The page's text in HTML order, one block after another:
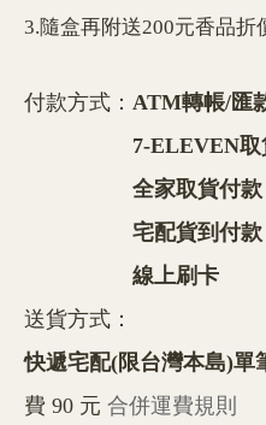
3.隨盒再附送200元香品折
付款方式： ATM轉帳/匯
7-ELEVEN
全家取貨付款
宅配貨到付款
線上刷卡
送貨方式：
快遞宅配(限台灣本島)單
費 90 元 合併運費規則